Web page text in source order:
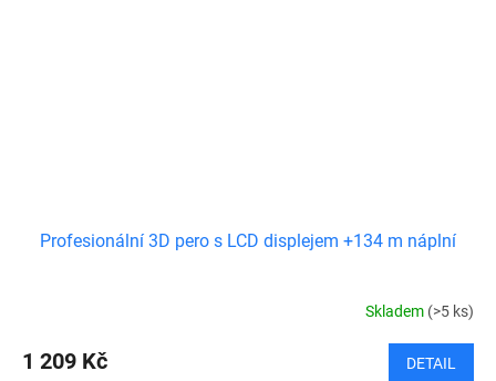
Profesionální 3D pero s LCD displejem +134 m náplní
Skladem (>5 ks)
1 209 Kč DETAIL